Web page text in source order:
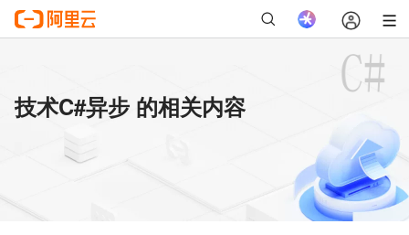
技术C#异步 的相关内容